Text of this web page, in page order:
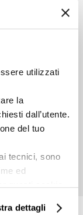
utilizzati
la
dall’utente.
del tuo
tecnici, sono
ed
utilizzati, solo
dettagli